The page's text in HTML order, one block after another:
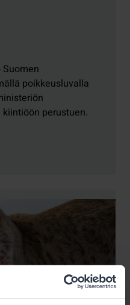
poikkeusluvalla
perustuen.